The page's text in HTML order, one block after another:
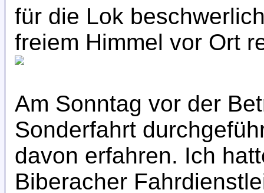
für die Lok
freiem Himmel vor Ort
Am Sonntag vor der
Sonderfahrt
davon erfahren. Ich
Biberacher